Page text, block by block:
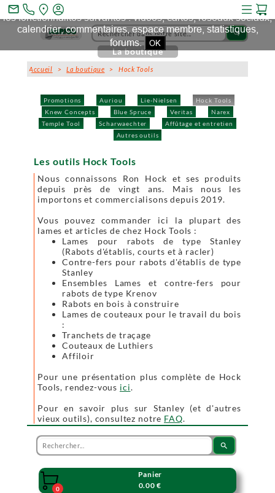
search
Promotions Auriou Lie-Nielsen
Hock Tools
Knew Concepts
Blue Spruce Veritas
Narex
Temple Tool
Scharwaechter
Affûtage et entretien
Autres outils
La boutique
Accueil >La boutique > Hock Tools
Les outils Hock Tools
Nous connaissons Ron Hock et ses produits
depuis près de vingt ans. Mais nous les
importons et commercialisons depuis 2019.
Vous pouvez commander ici la plupart des
lames et articles de chez Hock Tools :
Lames pour rabots de type Stanley
(Rabots d'établis, courts et à racler)
Contre-fers pour rabots d'établis de type
Stanley
Ensembles Lames et contre-fers pour
rabots de type Krenov
Rabots en bois à construire
Lames de couteaux pour le travail du bois
:
Tranchets de traçage
Couteaux de Luthiers
Affiloir
Pour une présentation plus complète de Hock
Tools, rendez-vous ici.
Pour en savoir plus sur Stanley (et d'autres
vieux outils), consultez notre FAQ.
search

0
Panier
0.00 €
mail_outline
Ce site et des sites tiers qu'il utilise collectent des cookies pour
les fonctionnalités suivantes : vidéos, cartes, réseaux sociaux,
calendrier, commentaires, espace membre, statistiques,
forums. OK